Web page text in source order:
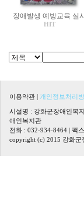
장애발생 예방교육 실
HIT
이용약관 | 개인정보처리
시설명 : 강화군장애인복
애인복지관
전화 : 032-934-8464 | 팩
copyright (c) 2015 강화군